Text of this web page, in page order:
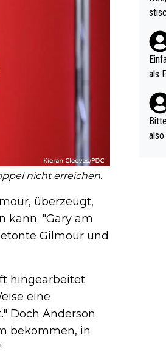
nicht erreichen.
überzeugt,
kann. "Gary am
Gilmour und
hingearbeitet
eine
Doch Anderson
bekommen, in
(in
als
nes
ttler
vV
als